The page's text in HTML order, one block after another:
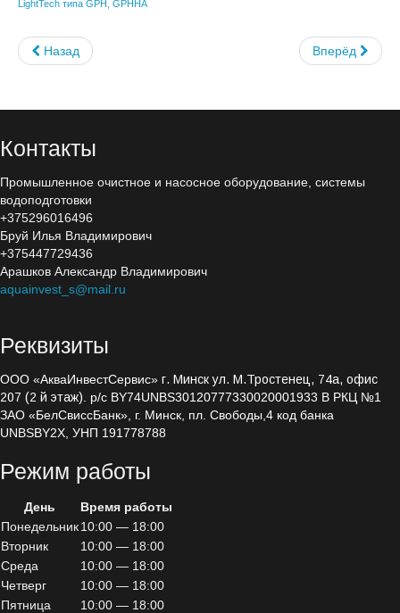
Озонаторы и электролизеры
Seko
Bayrol
Etatron D.S.
Блок дозирования альгицида
Комплектующие для дозации
Дозирующие насосы
Ультрофильтрация
Насосное оборудование
Трубы / фитинги / ПВХ
LightTech типа GPH, GPHHA
Назад Вперёд
Контакты
Промышленное очистное и насосное оборудование, системы
водоподготовки
+375296016496
Бруй Илья Владимирович
+375447729436
Арашков Александр Владимирович
aquainvest_s@mail.ru
Реквизиты
ООО «АкваИнвестСервис» г. Минск ул. М.Тростенец, 74а, офис
207 (2 й этаж). р/с BY74UNBS30120777330020001933 В РКЦ №1
ЗАО «БелСвиссБанк», г. Минск, пл. Свободы,4 код банка
UNBSBY2X, УНП 191778788
Режим работы
День
Время работы
Понедельник10:00 — 18:00
Вторник
10:00 — 18:00
Среда
10:00 — 18:00
Четверг
10:00 — 18:00
Пятница
10:00 — 18:00